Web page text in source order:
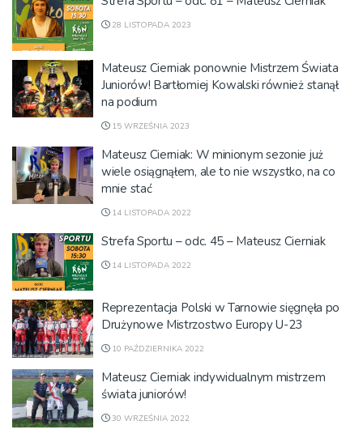
28 LISTOPADA 2023
Mateusz Cierniak ponownie Mistrzem Świata
Juniorów! Bartłomiej Kowalski również stanął
na podium
15 WRZEŚNIA 2023
Mateusz Cierniak: W minionym sezonie już
wiele osiągnąłem, ale to nie wszystko, na co
mnie stać
14 LISTOPADA 2022
Strefa Sportu – odc. 45 – Mateusz Cierniak
14 LISTOPADA 2022
Reprezentacja Polski w Tarnowie sięgnęła po
Drużynowe Mistrzostwo Europy U-23
10 PAŹDZIERNIKA 2022
Mateusz Cierniak indywidualnym mistrzem
świata juniorów!
30 WRZEŚNIA 2022